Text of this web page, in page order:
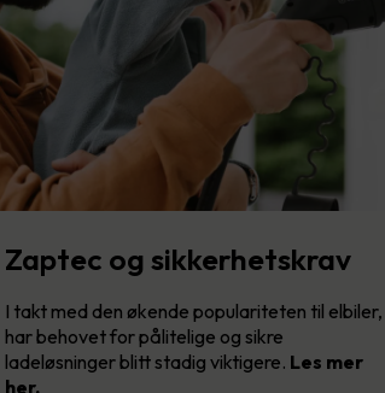
Zaptec og sikkerhetskrav
I takt med den økende populariteten til elbiler,
har behovet for pålitelige og sikre
ladeløsninger blitt stadig viktigere. Les mer
her.